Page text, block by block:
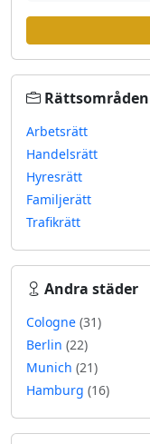
Arbetsrätt
Handelsrätt
Hyresrätt
Familjerätt
Trafikrätt
Andra städer
Cologne (31)
Berlin (22)
Munich (21)
Hamburg (16)